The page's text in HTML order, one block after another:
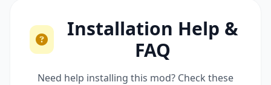
Installation Help &
FAQ
Need help installing this mod? Check these